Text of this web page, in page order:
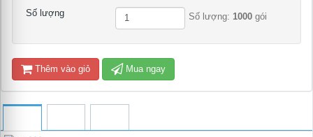
Số lượng Số lượng: 1000 gói
Thêm vào giỏ Mua ngay